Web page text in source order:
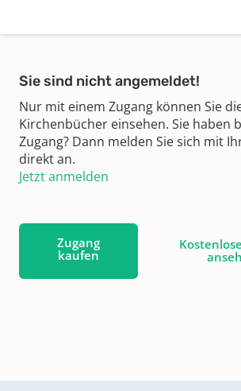
Sie sind nicht angemeldet!
Nur mit einem Zugang können Sie
Kirchenbücher einsehen. Sie haben
Zugang? Dann melden Sie sich mit
direkt an.
Jetzt anmelden
Zugang
kaufen